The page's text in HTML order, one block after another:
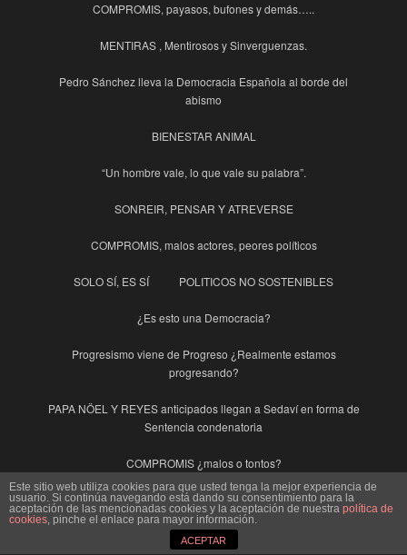
COMPROMIS, payasos, bufones y demás…..
MENTIRAS , Mentirosos y Sinverguenzas.
Pedro Sánchez lleva la Democracia Española al borde del
abismo
BIENESTAR ANIMAL
“Un hombre vale, lo que vale su palabra”.
SONREIR, PENSAR Y ATREVERSE
COMPROMIS, malos actores, peores políticos
SOLO SÍ, ES SÍ POLITICOS NO SOSTENIBLES
¿Es esto una Democracia?
Progresismo viene de Progreso ¿Realmente estamos
progresando?
PAPA NÖEL Y REYES anticipados llegan a Sedaví en forma de
Sentencia condenatoria
COMPROMIS ¿malos o tontos?
“I” mayúscula de Irene Montero
EL CÓDIGO PENAL AVECREM.
Este sitio web utiliza cookies para que usted tenga la mejor experiencia de
usuario. Si continúa navegando está dando su consentimiento para la
aceptación de las mencionadas cookies y la aceptación de nuestra política de
cookies, pinche el enlace para mayor información.
ACEPTAR